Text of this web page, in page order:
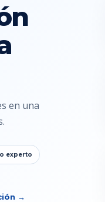
en una
experto
→